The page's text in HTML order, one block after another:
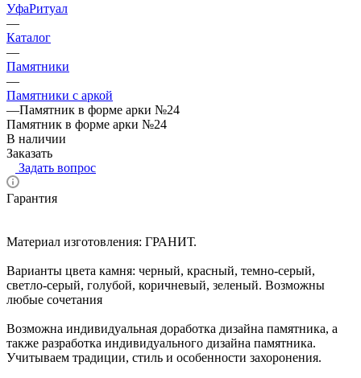
УфаРитуал
—
Каталог
—
Памятники
—
Памятники с аркой
—Памятник в форме арки №24
Памятник в форме арки №24
В наличии
Заказать
Задать вопрос
Гарантия
Материал изготовления: ГРАНИТ.
Варианты цвета камня: черный, красный, темно-серый,
светло-серый, голубой, коричневый, зеленый. Возможны
любые сочетания
Возможна индивидуальная доработка дизайна памятника, а
также разработка индивидуального дизайна памятника.
Учитываем традиции, стиль и особенности захоронения.